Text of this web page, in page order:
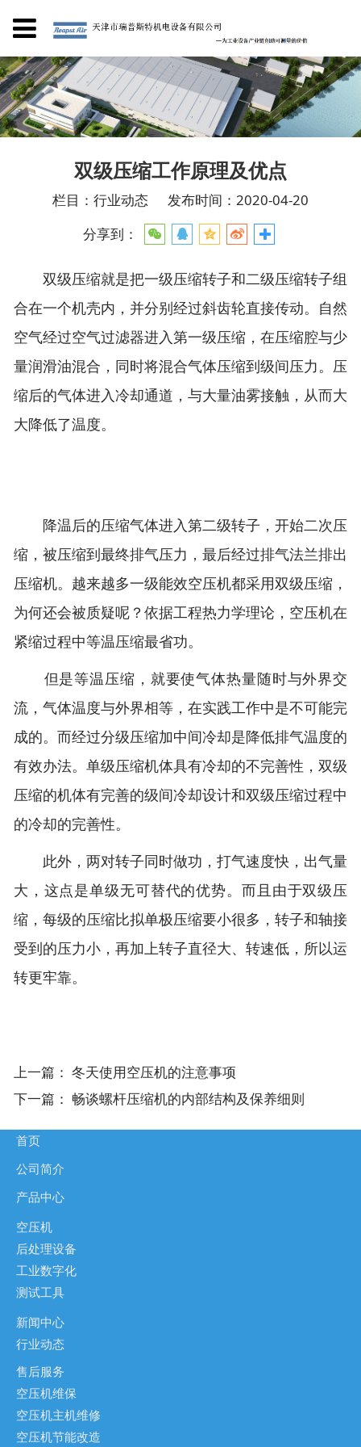
双级压缩工作原理及优点
栏目：行业动态
发布时间：2020-04-20
分享到：
双级压缩就是把一级压缩转子和二级压缩转子组
合在一个机壳内，并分别经过斜齿轮直接传动。自然
空气经过空气过滤器进入第一级压缩，在压缩腔与少
量润滑油混合，同时将混合气体压缩到级间压力。压
缩后的气体进入冷却通道，与大量油雾接触，从而大
大降低了温度。
降温后的压缩气体进入第二级转子，开始二次压
缩，被压缩到最终排气压力，最后经过排气法兰排出
压缩机。越来越多一级能效空压机都采用双级压缩，
为何还会被质疑呢？依据工程热力学理论，空压机在
紧缩过程中等温压缩最省功。
但是等温压缩，就要使气体热量随时与外界交
流，气体温度与外界相等，在实践工作中是不可能完
成的。而经过分级压缩加中间冷却是降低排气温度的
有效办法。单级压缩机体具有冷却的不完善性，双级
压缩的机体有完善的级间冷却设计和双级压缩过程中
的冷却的完善性。
此外，两对转子同时做功，打气速度快，出气量
大，这点是单级无可替代的优势。而且由于双级压
缩，每级的压缩比拟单极压缩要小很多，转子和轴接
受到的压力小，再加上转子直径大、转速低，所以运
转更牢靠。
上一篇： 冬天使用空压机的注意事项
下一篇： 畅谈螺杆压缩机的内部结构及保养细则
首页
公司简介
产品中心
空压机
后处理设备
工业数字化
测试工具
新闻中心
行业动态
售后服务
空压机维保
空压机主机维修
空压机节能改造